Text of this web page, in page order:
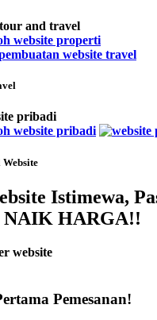
Website
Istimewa,
NAIK HARGA!!
Pemesanan!